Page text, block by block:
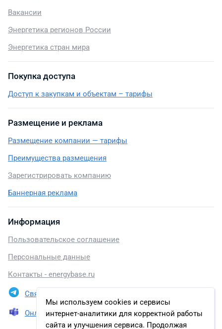
Мы используем cookies и сервисы
интернет-аналитики для корректной работы
сайта и улучшения сервиса. Продолжая
Вакансии
Энергетика регионов России
Энергетика стран мира
Покупка доступа
Доступ к закупкам и объектам – тарифы
Размещение и реклама
Размещение компании — тарифы
Преимущества размещения
Зарегистрировать компанию
Баннерная реклама
Информация
Пользовательское соглашение
Персональные данные
Контакты - energybase.ru
Связаться в Telegram
Онлайн презентация